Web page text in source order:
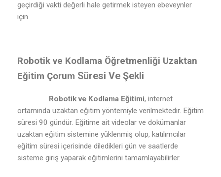
geçirdiği vakti değerli hale getirmek isteyen ebeveynler
için
Robotik ve Kodlama Öğretmenliği Uzaktan
Eğitim Çorum Süresi Ve Şekli
Robotik ve Kodlama Eğitimi, internet
ortamında uzaktan eğitim yöntemiyle verilmektedir. Eğitim
süresi 90 gündür. Eğitime ait videolar ve dokümanlar
uzaktan eğitim sistemine yüklenmiş olup, katılımcılar
eğitim süresi içerisinde diledikleri gün ve saatlerde
sisteme giriş yaparak eğitimlerini tamamlayabilirler.